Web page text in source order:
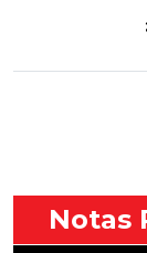
Notas